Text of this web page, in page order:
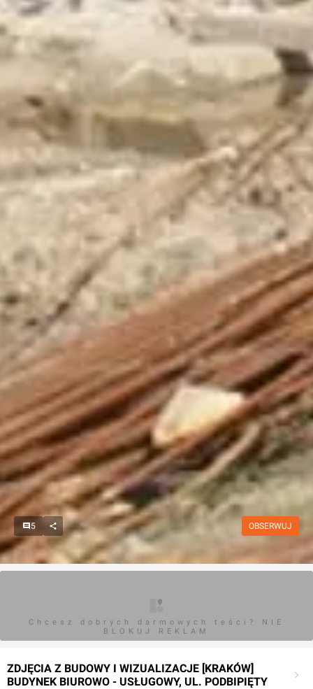
5 OBSERWUJ
Chcesz dobrych darmowych teści? NIE
BLOKUJ REKLAM
ZDJĘCIA Z BUDOWY I WIZUALIZACJE [KRAKÓW]
BUDYNEK BIUROWO - USŁUGOWY, UL. PODBIPIĘTY